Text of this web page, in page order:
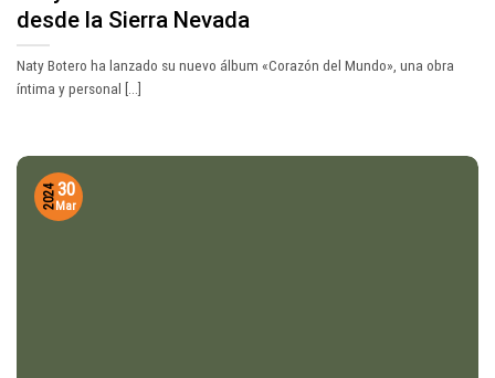
desde la Sierra Nevada
Naty Botero ha lanzado su nuevo álbum «Corazón del Mundo», una obra
íntima y personal [...]
30
Mar
2024